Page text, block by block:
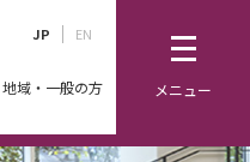
メニュー
JP EN
地域・一般の方